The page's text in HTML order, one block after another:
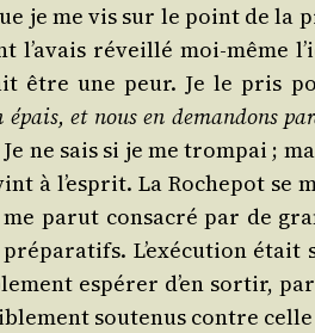
je me vis sur le point de la
l’avais réveillé moi-même
être une peur. Je le pris
épais, et nous en deman­dons
Je ne sais si je me trom­pai ;
à l’esprit. La Roche­pot se
parut consa­cré par de
L’exécution
espé­rer d’en sor­tir,
sou­te­nus contre